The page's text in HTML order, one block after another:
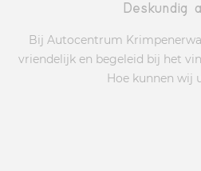
Deskundig
Bij Autocentrum
vriendelijk en begeleid bij het
Hoe kunnen wij